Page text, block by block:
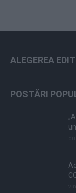
ALEGEREA
POSTĂRI